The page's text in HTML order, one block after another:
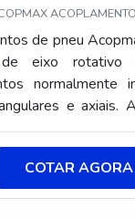
de pneu
eixo rotativo
normalmente
e axiais. As vantagens do
de pneu é :
amortece
dispensam
COTAR AGORA